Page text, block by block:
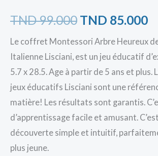
TND99.000 TND 85.000
Le coffret Montessori Arbre Heureux
Italienne Lisciani, est un jeu éducatif
5.7 x 28.5. Age à partir de 5 ans et plus.
jeux éducatifs Lisciani sont une
matière! Les résultats sont garantis.
d’apprentissage facile et amusant.
découverte simple et intuitif,
plus jeune.